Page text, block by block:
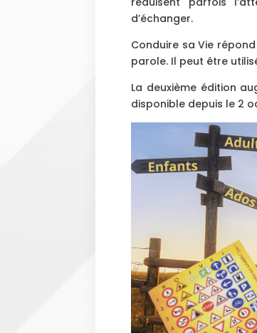
d’échanger.
Conduire sa Vie
parole. Il peut être
La deuxième édition
disponible depuis le 2